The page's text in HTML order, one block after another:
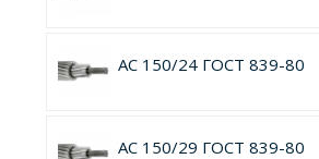
АС 150/24 ГОСТ 839-80
АС 150/29 ГОСТ 839-80